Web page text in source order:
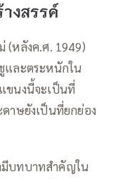
งสรรค์
(หลังค.ศ. 1949)
และตระหนักใน
ขนงนี้จะเป็นที่
าษยังเป็นที่ยกย่อง
มีบทบาทสำคัญใน